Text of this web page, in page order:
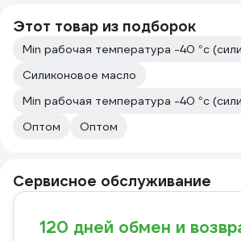
Этот товар из подборок
Min рабочая температура -40 °с
Силиконовое масло
Min рабочая температура -40 °с
Оптом
Оптом
Сервисное обслуживание
120 дней обмен и